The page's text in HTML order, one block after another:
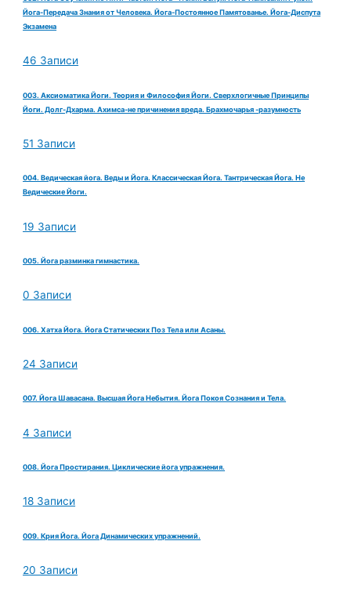
Йога-Передача Знания от Человека. Йога-Постоянное Памятованье. Йога-Диспута
Экзамена
46 Записи
003. Аксиоматика Йоги. Теория и Философия Йоги. Сверхлогичные Принципы
Йоги. Долг-Дхарма. Ахимса-не причинения вреда. Брахмочарья -разумность
51 Записи
004. Ведическая йога. Веды и Йога. Классическая Йога. Тантрическая Йога. Не
Ведические Йоги.
19 Записи
005. Йога разминка гимнастика.
0 Записи
006. Хатха Йога. Йога Статических Поз Тела или Асаны.
24 Записи
007. Йога Шавасана. Высшая Йога Небытия. Йога Покоя Сознания и Тела.
4 Записи
008. Йога Простирания. Циклические йога упражнения.
18 Записи
009. Крия Йога. Йога Динамических упражнений.
20 Записи